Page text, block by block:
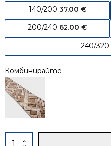
140/200 37.00 €
200/240 62.00 €
240/320
Комбинирайте
количество